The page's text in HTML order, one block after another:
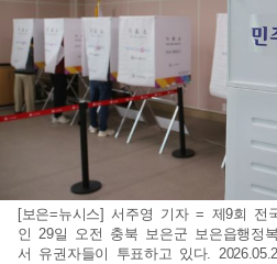
[보은=뉴시스] 서주영 기자 = 제9회 전
인 29일 오전 충북 보은군 보은읍행정
서 유권자들이 투표하고 있다.